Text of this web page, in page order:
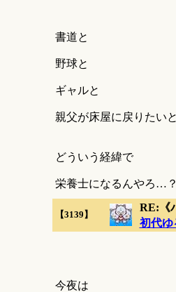
書道と
野球と
ギャルと
親父が床屋に戻りたいと
どういう経緯で
栄養士になるんやろ…？
【3139】
RE:《
初代ゆ
今夜は